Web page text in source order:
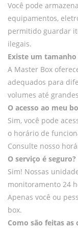
Você pode
equipamentos,
permitido guardar
ilegais.
Existe um
A Master Box
adequados para
volumes até
O acesso ao meu
Sim, você pode
o horário de
Consulte nosso
O serviço é seguro?
Sim! Nossas
monitoramento 24
Apenas você ou
box.
Como são feitas as